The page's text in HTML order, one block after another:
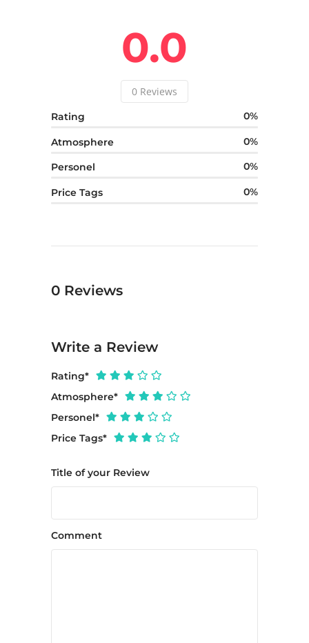
0.0
0 Reviews
Rating 0
Atmosphere 0
Personel 0
Price Tags 0
0 Reviews
Write a Review
Rating*
Atmosphere*
Personel*
Price Tags*
Title of your Review
Comment